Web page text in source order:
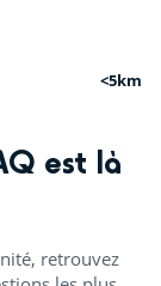
<5km
<5km
<15km
est là
retrouvez